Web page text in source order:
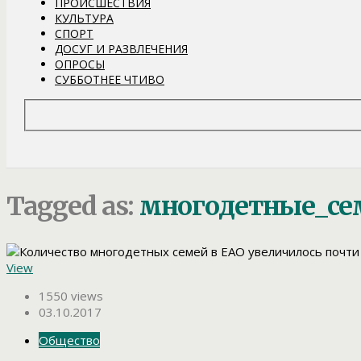
КУЛЬТУРА
СПОРТ
ДОСУГ И РАЗВЛЕЧЕНИЯ
ОПРОСЫ
СУББОТНЕЕ ЧТИВО
Tagged as:
View
1550 views
03.10.2017
Общество